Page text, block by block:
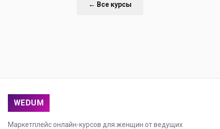
← Все курсы
WEDUM
Маркетплейс онлайн-курсов для женщин от ведущих